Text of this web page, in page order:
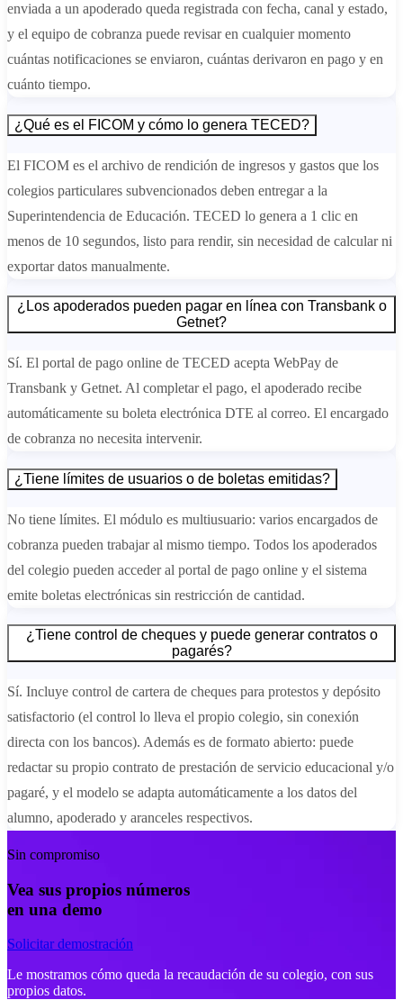
enviada a un apoderado queda registrada con fecha, canal y estado,
y el equipo de cobranza puede revisar en cualquier momento
cuántas notificaciones se enviaron, cuántas derivaron en pago y en
cuánto tiempo.
¿Qué es el FICOM y cómo lo genera TECED?
El FICOM es el archivo de rendición de ingresos y gastos que los
colegios particulares subvencionados deben entregar a la
Superintendencia de Educación. TECED lo genera a 1 clic en
menos de 10 segundos, listo para rendir, sin necesidad de calcular ni
exportar datos manualmente.
¿Los apoderados pueden pagar en línea con Transbank o
Getnet?
Sí. El portal de pago online de TECED acepta WebPay de
Transbank y Getnet. Al completar el pago, el apoderado recibe
automáticamente su boleta electrónica DTE al correo. El encargado
de cobranza no necesita intervenir.
¿Tiene límites de usuarios o de boletas emitidas?
No tiene límites. El módulo es multiusuario: varios encargados de
cobranza pueden trabajar al mismo tiempo. Todos los apoderados
del colegio pueden acceder al portal de pago online y el sistema
emite boletas electrónicas sin restricción de cantidad.
¿Tiene control de cheques y puede generar contratos o
pagarés?
Sí. Incluye control de cartera de cheques para protestos y depósito
satisfactorio (el control lo lleva el propio colegio, sin conexión
directa con los bancos). Además es de formato abierto: puede
redactar su propio contrato de prestación de servicio educacional y/o
pagaré, y el modelo se adapta automáticamente a los datos del
alumno, apoderado y aranceles respectivos.
Sin compromiso
Vea sus propios números
en una demo
Solicitar demostración
Le mostramos cómo queda la recaudación de su colegio, con sus
propios datos.